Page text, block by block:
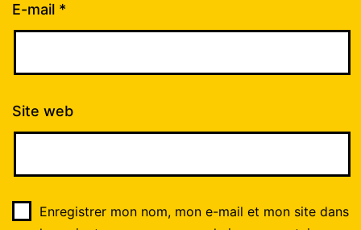
E-mail *
Site web
Enregistrer mon nom, mon e-mail et mon site dans